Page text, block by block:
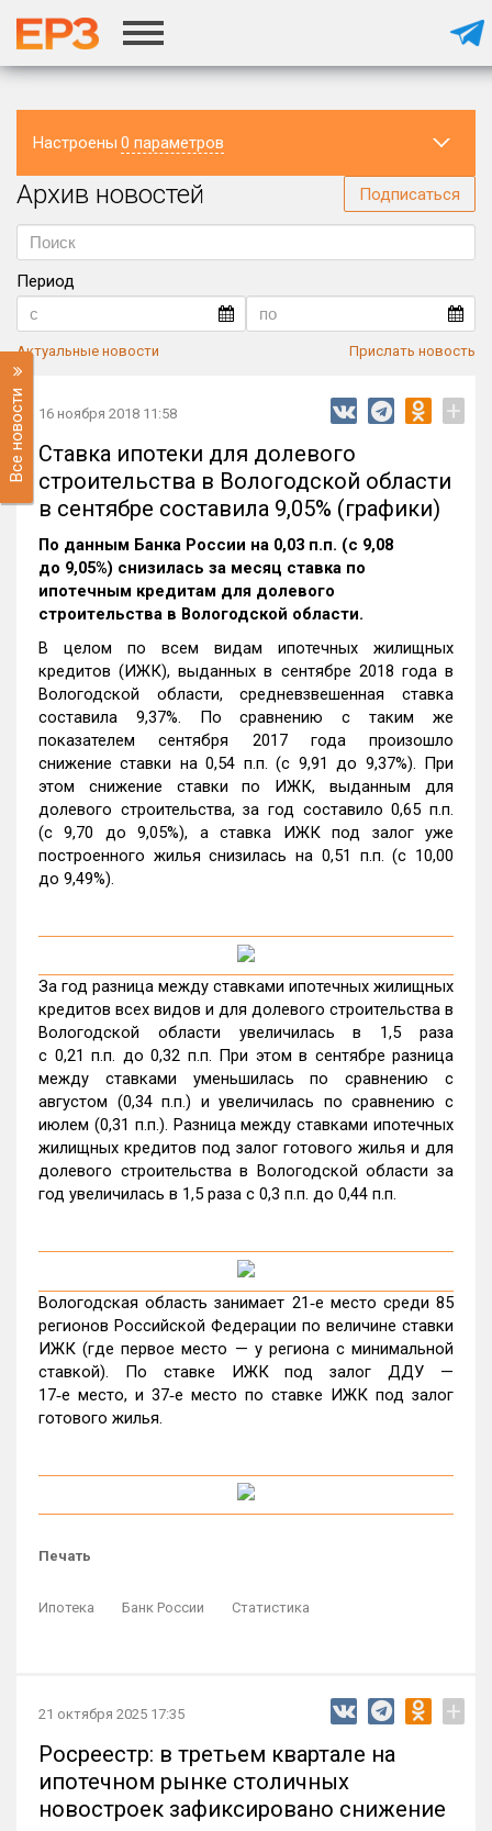
Настроены 0 параметров
Регион
Архив новостей Подписаться
Период
Актуальные новости Прислать новость
Все новости 16 ноября 2018 11:58 +
Ставка ипотеки для долевого
строительства в Вологодской области
в сентябре составила 9,05% (графики)
По данным Банка России на 0,03 п.п. (с 9,08
до 9,05%) снизилась за месяц ставка по
ипотечным кредитам для долевого
строительства в Вологодской области.
В целом по всем видам ипотечных жилищных
кредитов (ИЖК), выданных в сентябре 2018 года в
Вологодской области, средневзвешенная ставка
составила 9,37%. По сравнению с таким же
показателем сентября 2017 года произошло
снижение ставки на 0,54 п.п. (с 9,91 до 9,37%). При
этом снижение ставки по ИЖК, выданным для
долевого строительства, за год составило 0,65 п.п.
(с 9,70 до 9,05%), а ставка ИЖК под залог уже
построенного жилья снизилась на 0,51 п.п. (с 10,00
до 9,49%).
За год разница между ставками ипотечных жилищных
кредитов всех видов и для долевого строительства в
Вологодской области увеличилась в 1,5 раза
с 0,21 п.п. до 0,32 п.п. При этом в сентябре разница
между ставками уменьшилась по сравнению с
августом (0,34 п.п.) и увеличилась по сравнению с
июлем (0,31 п.п.). Разница между ставками ипотечных
жилищных кредитов под залог готового жилья и для
долевого строительства в Вологодской области за
год увеличилась в 1,5 раза с 0,3 п.п. до 0,44 п.п.
Вологодская область занимает 21‑е место среди 85
регионов Российской Федерации по величине ставки
ИЖК (где первое место — у региона с минимальной
ставкой). По ставке ИЖК под залог ДДУ —
17‑е место, и 37‑е место по ставке ИЖК под залог
готового жилья.
Печать
Ипотека Банк России Статистика
21 октября 2025 17:35 +
Росреестр: в третьем квартале на
ипотечном рынке столичных
новостроек зафиксировано снижение